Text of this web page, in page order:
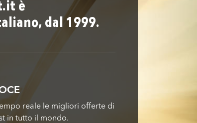
è
dal 1999.
reale le migliori offerte di
in tutto il mondo.